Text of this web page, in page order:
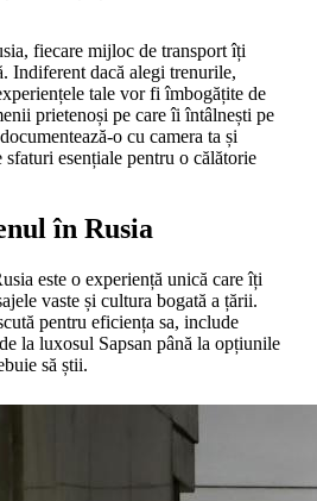
fiecare mijloc de transport îți
Indiferent dacă alegi trenurile,
tale vor fi îmbogățite de
prietenoși pe care îi întâlnești pe
o cu camera ta și
sfaturi esențiale pentru o călătorie
în Rusia
este o experiență unică care îți
vaste și cultura bogată a țării.
pentru eficiența sa, include
la luxosul Sapsan până la opțiunile
să știi.